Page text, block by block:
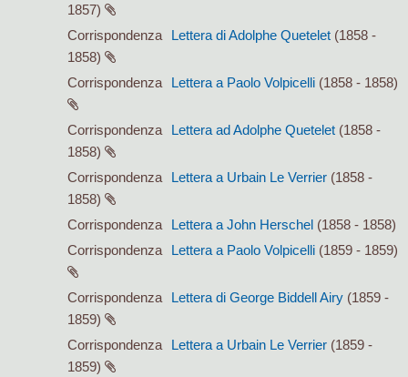
1857)
Corrispondenza
Lettera di Adolphe Quetelet (1858 -
1858)
Corrispondenza
Lettera a Paolo Volpicelli (1858 - 1858)
Corrispondenza Lettera ad Adolphe Quetelet (1858 -
1858)
Corrispondenza
Lettera a Urbain Le Verrier (1858 -
1858)
Corrispondenza
Lettera a John Herschel (1858 - 1858)
Corrispondenza
Lettera a Paolo Volpicelli (1859 - 1859)
Corrispondenza Lettera di George Biddell Airy (1859 -
1859)
Corrispondenza
Lettera a Urbain Le Verrier (1859 -
1859)